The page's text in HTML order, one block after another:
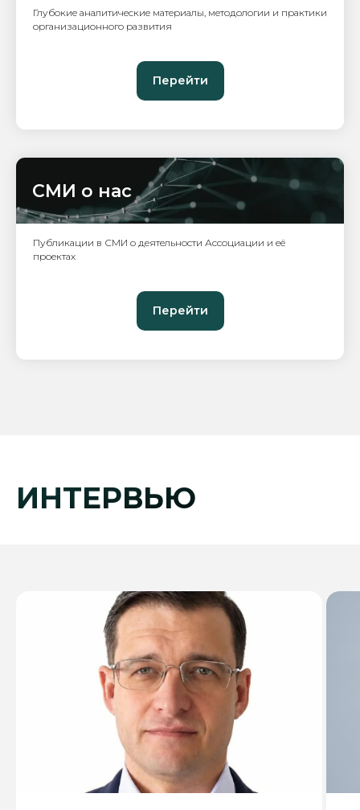
Глубокие аналитические материалы, методологии и практики
организационного развития
Перейти
СМИ о нас
Публикации в СМИ о деятельности Ассоциации и её
проектах
Перейти
ИНТЕРВЬЮ